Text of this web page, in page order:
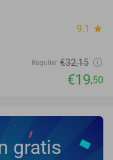
9.1 star
Regulier €32,15
€19,50
gratis